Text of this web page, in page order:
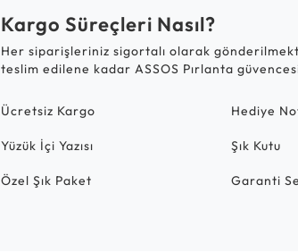
Kargo Süreçleri Nasıl?
Her siparişleriniz sigortalı olarak
teslim edilene kadar ASSOS Pırlanta
Ücretsiz Kargo Hediye
Yüzük İçi Yazısı Şık Kutu
Özel Şık Paket Garanti